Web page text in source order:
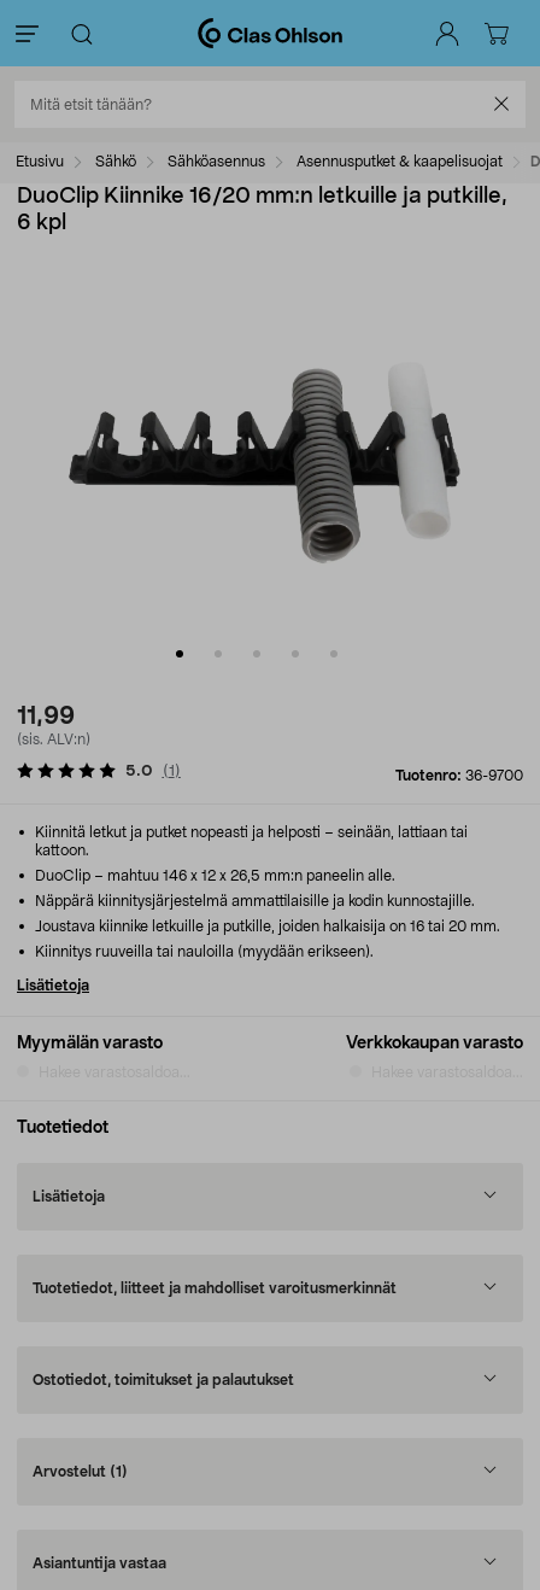
Etusivu Sähkö Sähköasennus Asennusputket & kaapelisuojat
DuoClip Kiinnike 16/20 mm:n letkuille ja putkille,
6 kpl
11,99
(sis. ALV:n)
Tuotenro: 36-9700
5.0 (1 )
Myymälän varasto Verkkokaupan varasto
Kiinnitä letkut ja putket nopeasti ja helposti – seinään, lattiaan tai
kattoon.
DuoClip – mahtuu 146 x 12 x 26,5 mm:n paneelin alle.
Näppärä kiinnitysjärjestelmä ammattilaisille ja kodin kunnostajille.
Joustava kiinnike letkuille ja putkille, joiden halkaisija on 16 tai 20 mm.
Kiinnitys ruuveilla tai nauloilla (myydään erikseen).
Lisätietoja
Tuotetiedot
Lisätietoja
Tuotetiedot, liitteet ja mahdolliset varoitusmerkinnät
Ostotiedot, toimitukset ja palautukset
Arvostelut (1)
Asiantuntija vastaa